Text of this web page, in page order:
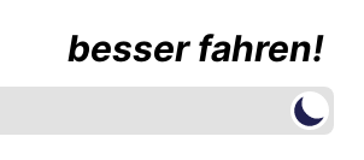
besser fahren!